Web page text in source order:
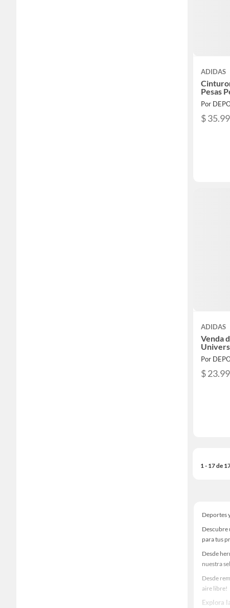
ADIDAS
Pesas
Por
$
ADIDAS
Venda
Por
$
1 - 17 de
Deportes
Descubre
para tus
Desde
nuestra
Desde
aire libre!
Explora